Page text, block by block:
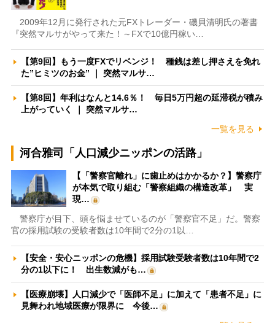
2009年12月に発行された元FXトレーダー・磯貝清明氏の著書
『突然マルサがやって来た！～FXで10億円稼い…
【第9回】もう一度FXでリベンジ！ 種銭は差し押さえを免れ
た”ヒミツのお金” ｜ 突然マルサ…
【第8回】年利はなんと14.6％！ 毎日5万円超の延滞税が積み
上がっていく ｜ 突然マルサ…
一覧を見る
河合雅司「人口減少ニッポンの活路」
【「警察官離れ」に歯止めはかかるか？】警察庁
が本気で取り組む「警察組織の構造改革」 実
現…
警察庁が目下、頭を悩ませているのが「警察官不足」だ。警察
官の採用試験の受験者数は10年間で2分の1以…
【安全・安心ニッポンの危機】採用試験受験者数は10年間で2
分の1以下に！ 出生数減がも…
【医療崩壊】人口減少で「医師不足」に加えて「患者不足」に
見舞われ地域医療が限界に 今後…